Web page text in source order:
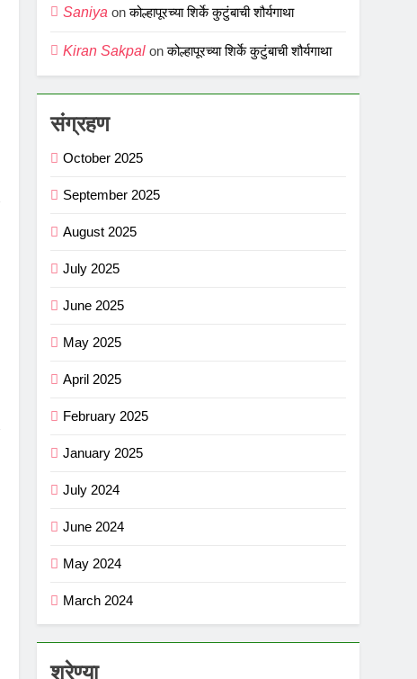
Saniya onकोल्हापूरच्या शिर्के कुटुंबाची शौर्यगाथा
Kiran Sakpal onकोल्हापूरच्या शिर्के कुटुंबाची शौर्यगाथा
संग्रहण
October 2025
September 2025
August 2025
July 2025
June 2025
May 2025
April 2025
February 2025
January 2025
July 2024
June 2024
May 2024
March 2024
श्रेण्या